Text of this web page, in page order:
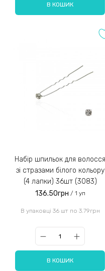
В КОШИК
Набір шпильок для волосся
зі стразами білого кольору
(4 лапки) 36шт (3083)
136.50грн / 1 уп
В упаковці 36 шт по 3.79грн
В КОШИК